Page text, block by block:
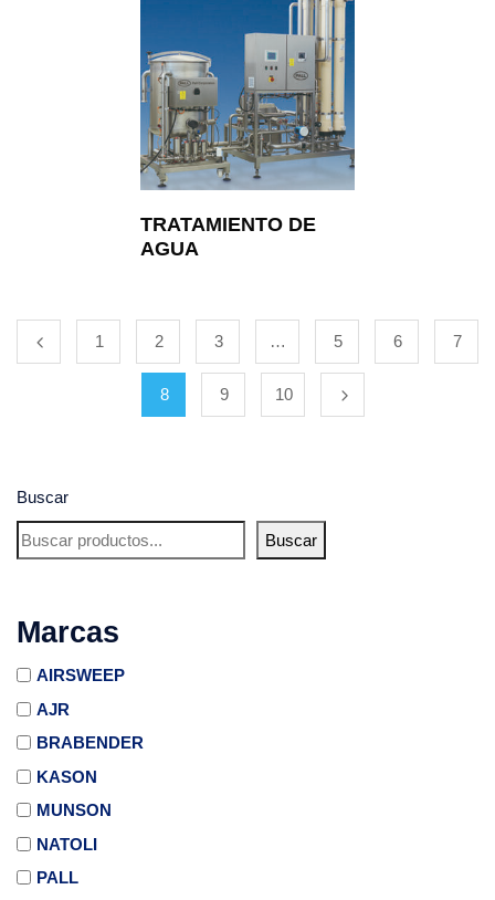
Buscar
Buscar
Marcas
AIRSWEEP
AJR
BRABENDER
KASON
MUNSON
NATOLI
PALL
TRATAMIENTO DE
AGUA
1 2 3 … 5 6 7
8 9 10